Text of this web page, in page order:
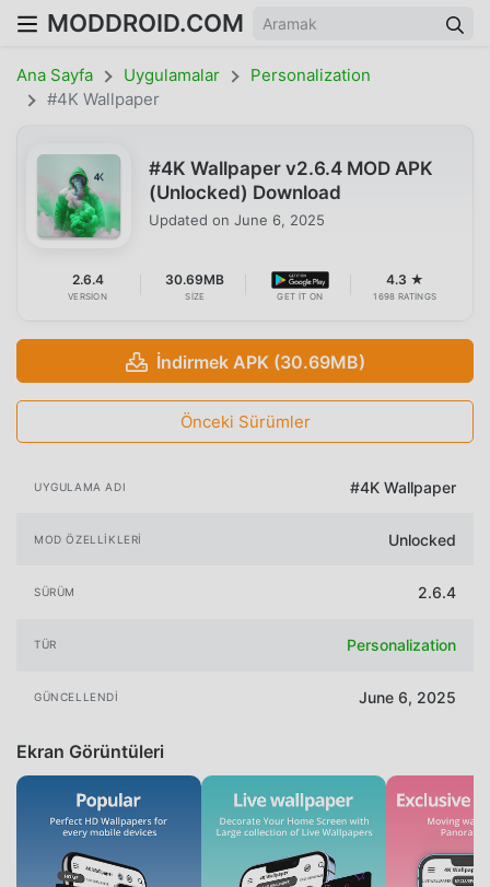
MODDROID.COM
Ana Sayfa Uygulamalar
Personalization
#4K Wallpaper
#4K Wallpaper v2.6.4 MOD APK
(Unlocked) Download
Updated on June 6, 2025
2.6.4
VERSION
30.69MB
SIZE GET IT ON
4.3 ★
1698 RATINGS
İndirmek APK (30.69MB)
Önceki Sürümler
UYGULAMA ADI #4K Wallpaper
MOD ÖZELLIKLERI Unlocked
SÜRÜM 2.6.4
TÜR Personalization
GÜNCELLENDI June 6, 2025
Ekran Görüntüleri